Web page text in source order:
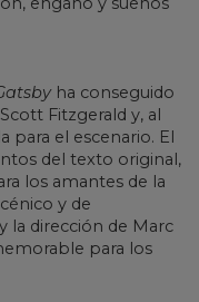
ha conseguido
Fitzgerald y, al
para el escenario. El
del texto original,
los amantes de la
y de
la dirección de Marc
para los